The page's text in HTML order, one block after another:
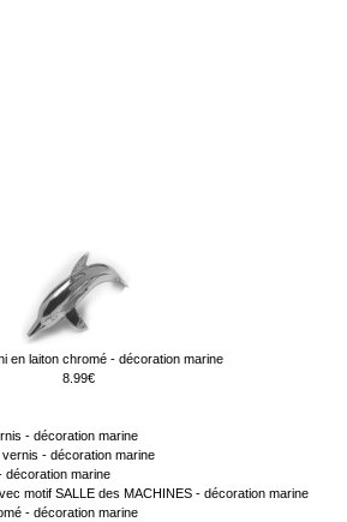
en laiton chromé - décoration marine
8.99€
- décoration marine
- décoration marine
décoration marine
motif SALLE des MACHINES - décoration marine
- décoration marine